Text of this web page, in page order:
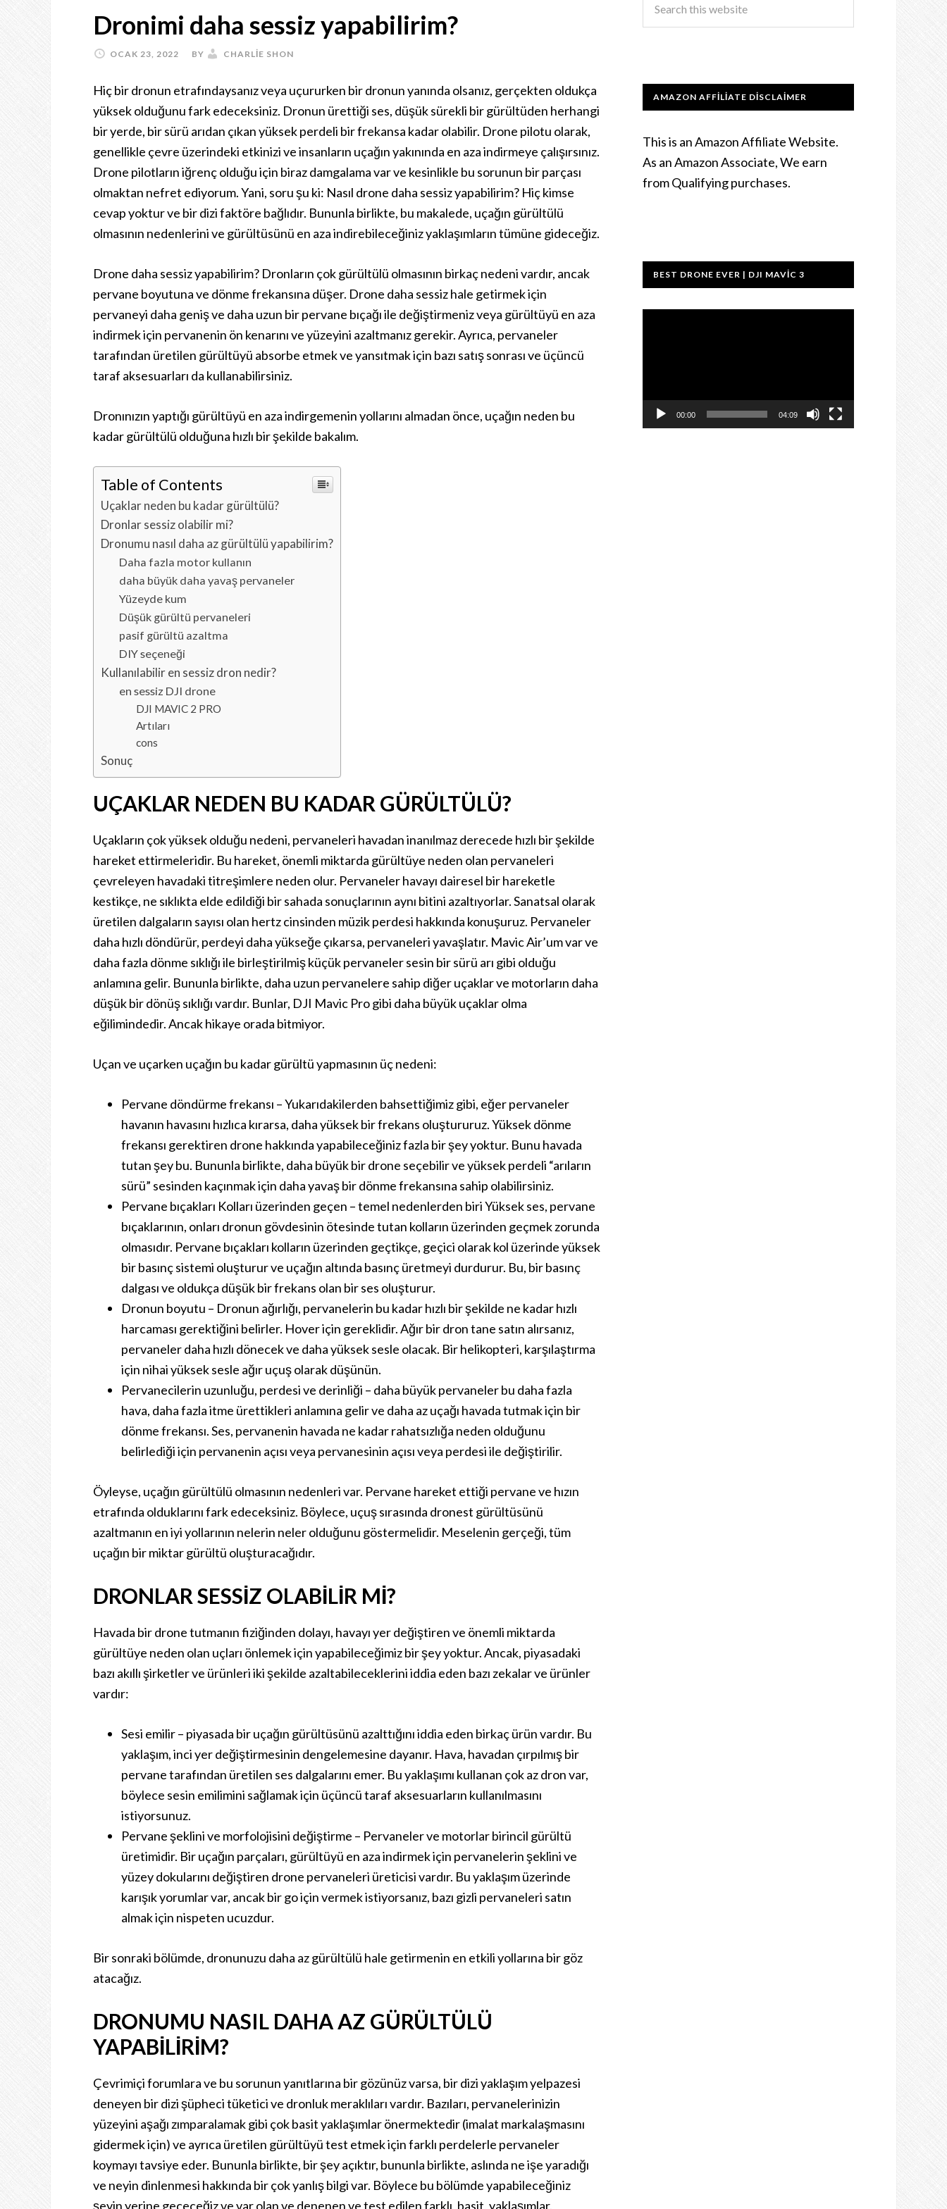
Dronimi daha sessiz yapabilirim?
OCAK 23, 2022 BY CHARLIE SHON
Hiç bir dronun etrafındaysanız veya uçururken bir dronun yanında olsanız, gerçekten oldukça
yüksek olduğunu fark edeceksiniz. Dronun ürettiği ses, düşük sürekli bir gürültüden herhangi
bir yerde, bir sürü arıdan çıkan yüksek perdeli bir frekansa kadar olabilir. Drone pilotu olarak,
genellikle çevre üzerindeki etkinizi ve insanların uçağın yakınında en aza indirmeye çalışırsınız.
Drone pilotların iğrenç olduğu için biraz damgalama var ve kesinlikle bu sorunun bir parçası
olmaktan nefret ediyorum. Yani, soru şu ki: Nasıl drone daha sessiz yapabilirim? Hiç kimse
cevap yoktur ve bir dizi faktöre bağlıdır. Bununla birlikte, bu makalede, uçağın gürültülü
olmasının nedenlerini ve gürültüsünü en aza indirebileceğiniz yaklaşımların tümüne gideceğiz.
Drone daha sessiz yapabilirim? Dronların çok gürültülü olmasının birkaç nedeni vardır, ancak
pervane boyutuna ve dönme frekansına düşer. Drone daha sessiz hale getirmek için
pervaneyi daha geniş ve daha uzun bir pervane bıçağı ile değiştirmeniz veya gürültüyü en aza
indirmek için pervanenin ön kenarını ve yüzeyini azaltmanız gerekir. Ayrıca, pervaneler
tarafından üretilen gürültüyü absorbe etmek ve yansıtmak için bazı satış sonrası ve üçüncü
taraf aksesuarları da kullanabilirsiniz.
Dronınızın yaptığı gürültüyü en aza indirgemenin yollarını almadan önce, uçağın neden bu
kadar gürültülü olduğuna hızlı bir şekilde bakalım.
Table of Contents
Uçaklar neden bu kadar gürültülü?
Dronlar sessiz olabilir mi?
Dronumu nasıl daha az gürültülü yapabilirim?
Daha fazla motor kullanın
daha büyük daha yavaş pervaneler
Yüzeyde kum
Düşük gürültü pervaneleri
pasif gürültü azaltma
DIY seçeneği
Kullanılabilir en sessiz dron nedir?
en sessiz DJI drone
DJI MAVIC 2 PRO
Artıları
cons
Sonuç
UÇAKLAR NEDEN BU KADAR GÜRÜLTÜLÜ?
Uçakların çok yüksek olduğu nedeni, pervaneleri havadan inanılmaz derecede hızlı bir şekilde
hareket ettirmeleridir. Bu hareket, önemli miktarda gürültüye neden olan pervaneleri
çevreleyen havadaki titreşimlere neden olur. Pervaneler havayı dairesel bir hareketle
kestikçe, ne sıklıkta elde edildiği bir sahada sonuçlarının aynı bitini azaltıyorlar. Sanatsal olarak
üretilen dalgaların sayısı olan hertz cinsinden müzik perdesi hakkında konuşuruz. Pervaneler
daha hızlı döndürür, perdeyi daha yükseğe çıkarsa, pervaneleri yavaşlatır. Mavic Air’um var ve
daha fazla dönme sıklığı ile birleştirilmiş küçük pervaneler sesin bir sürü arı gibi olduğu
anlamına gelir. Bununla birlikte, daha uzun pervanelere sahip diğer uçaklar ve motorların daha
düşük bir dönüş sıklığı vardır. Bunlar, DJI Mavic Pro gibi daha büyük uçaklar olma
eğilimindedir. Ancak hikaye orada bitmiyor.
Uçan ve uçarken uçağın bu kadar gürültü yapmasının üç nedeni:
Pervane döndürme frekansı – Yukarıdakilerden bahsettiğimiz gibi, eğer pervaneler
havanın havasını hızlıca kırarsa, daha yüksek bir frekans oluştururuz. Yüksek dönme
frekansı gerektiren drone hakkında yapabileceğiniz fazla bir şey yoktur. Bunu havada
tutan şey bu. Bununla birlikte, daha büyük bir drone seçebilir ve yüksek perdeli “arıların
sürü” sesinden kaçınmak için daha yavaş bir dönme frekansına sahip olabilirsiniz.
Pervane bıçakları Kolları üzerinden geçen – temel nedenlerden biri Yüksek ses, pervane
bıçaklarının, onları dronun gövdesinin ötesinde tutan kolların üzerinden geçmek zorunda
olmasıdır. Pervane bıçakları kolların üzerinden geçtikçe, geçici olarak kol üzerinde yüksek
bir basınç sistemi oluşturur ve uçağın altında basınç üretmeyi durdurur. Bu, bir basınç
dalgası ve oldukça düşük bir frekans olan bir ses oluşturur.
Dronun boyutu – Dronun ağırlığı, pervanelerin bu kadar hızlı bir şekilde ne kadar hızlı
harcaması gerektiğini belirler. Hover için gereklidir. Ağır bir dron tane satın alırsanız,
pervaneler daha hızlı dönecek ve daha yüksek sesle olacak. Bir helikopteri, karşılaştırma
için nihai yüksek sesle ağır uçuş olarak düşünün.
Pervanecilerin uzunluğu, perdesi ve derinliği – daha büyük pervaneler bu daha fazla
hava, daha fazla itme ürettikleri anlamına gelir ve daha az uçağı havada tutmak için bir
dönme frekansı. Ses, pervanenin havada ne kadar rahatsızlığa neden olduğunu
belirlediği için pervanenin açısı veya pervanesinin açısı veya perdesi ile değiştirilir.
Öyleyse, uçağın gürültülü olmasının nedenleri var. Pervane hareket ettiği pervane ve hızın
etrafında olduklarını fark edeceksiniz. Böylece, uçuş sırasında dronest gürültüsünü
azaltmanın en iyi yollarının nelerin neler olduğunu göstermelidir. Meselenin gerçeği, tüm
uçağın bir miktar gürültü oluşturacağıdır.
DRONLAR SESSIZ OLABILIR MI?
Havada bir drone tutmanın fiziğinden dolayı, havayı yer değiştiren ve önemli miktarda
gürültüye neden olan uçları önlemek için yapabileceğimiz bir şey yoktur. Ancak, piyasadaki
bazı akıllı şirketler ve ürünleri iki şekilde azaltabileceklerini iddia eden bazı zekalar ve ürünler
vardır:
Sesi emilir – piyasada bir uçağın gürültüsünü azalttığını iddia eden birkaç ürün vardır. Bu
yaklaşım, inci yer değiştirmesinin dengelemesine dayanır. Hava, havadan çırpılmış bir
pervane tarafından üretilen ses dalgalarını emer. Bu yaklaşımı kullanan çok az dron var,
böylece sesin emilimini sağlamak için üçüncü taraf aksesuarların kullanılmasını
istiyorsunuz.
Pervane şeklini ve morfolojisini değiştirme – Pervaneler ve motorlar birincil gürültü
üretimidir. Bir uçağın parçaları, gürültüyü en aza indirmek için pervanelerin şeklini ve
yüzey dokularını değiştiren drone pervaneleri üreticisi vardır. Bu yaklaşım üzerinde
karışık yorumlar var, ancak bir go için vermek istiyorsanız, bazı gizli pervaneleri satın
almak için nispeten ucuzdur.
Bir sonraki bölümde, dronunuzu daha az gürültülü hale getirmenin en etkili yollarına bir göz
atacağız.
DRONUMU NASIL DAHA AZ GÜRÜLTÜLÜ
YAPABILIRIM?
Çevrimiçi forumlara ve bu sorunun yanıtlarına bir gözünüz varsa, bir dizi yaklaşım yelpazesi
deneyen bir dizi şüpheci tüketici ve dronluk meraklıları vardır. Bazıları, pervanelerinizin
yüzeyini aşağı zımparalamak gibi çok basit yaklaşımlar önermektedir (imalat markalaşmasını
gidermek için) ve ayrıca üretilen gürültüyü test etmek için farklı perdelerle pervaneler
koymayı tavsiye eder. Bununla birlikte, bir şey açıktır, bununla birlikte, aslında ne işe yaradığı
ve neyin dinlenmesi hakkında bir çok yanlış bilgi var. Böylece bu bölümde yapabileceğiniz
şeyin yerine geçeceğiz ve var olan ve denenen ve test edilen farklı, basit, yaklaşımlar.
AMAZON AFFILIATE DISCLAIMER
This is an Amazon Affiliate Website.
As an Amazon Associate, We earn
from Qualifying purchases.
BEST DRONE EVER | DJI MAVIC 3
00:00 04:09